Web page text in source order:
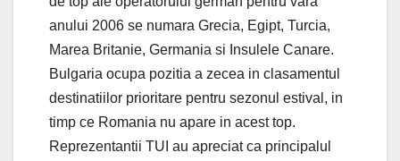
anului 2006 se numara Grecia, Egipt, Turcia,
Marea Britanie, Germania si Insulele Canare.
Bulgaria ocupa pozitia a zecea in clasamentul
destinatiilor prioritare pentru sezonul estival, in
timp ce Romania nu apare in acest top.
Reprezentantii TUI au apreciat ca principalul